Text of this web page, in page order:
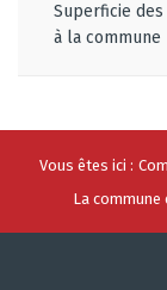
Superficie
à la commune
Vous êtes ici :
La commune